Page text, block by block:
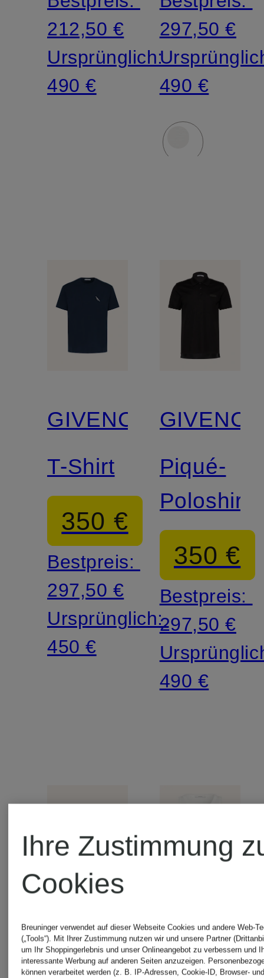
212,50 €
Ursprünglich:
490 €
297,50 €
490 €
GIVENCHY
T-Shirt
350 €
Bestpreis:
297,50 €
Ursprünglich:
450 €
Piqué-
Poloshirt
350 €
Bestpreis:
297,50 €
490 €
GIVENCHY
Ihre Zustimmung
Cookies
Breuninger verwendet auf dieser Webseite Cookies und andere Web-
(„Tools“). Mit Ihrer Zustimmung nutzen wir und unsere Partner
um Ihr Shoppingerlebnis und unser Onlineangebot zu verbessern und
interessante Werbung auf anderen Seiten anzuzeigen.
können verarbeitet werden (z. B. IP-Adressen, Cookie-ID, Browser-